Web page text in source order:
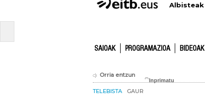
Albisteak
SAIOAK PROGRAMAZIOA BIDEOAK
Orria entzun
TELEBISTA GAUR